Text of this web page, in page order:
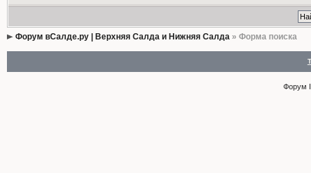
Форум вСалде.ру | Верхняя Салда и Нижняя Салда» Форма поиска
Форум